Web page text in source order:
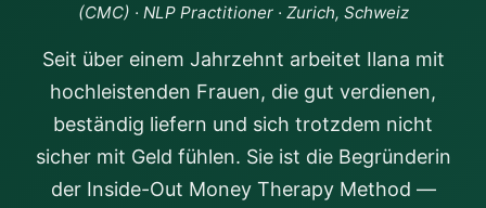
(CMC) · NLP Practitioner · Zurich, Schweiz
Seit über einem Jahrzehnt arbeitet Ilana mit
hochleistenden Frauen, die gut verdienen,
beständig liefern und sich trotzdem nicht
sicher mit Geld fühlen. Sie ist die Begründerin
der Inside-Out Money Therapy Method —